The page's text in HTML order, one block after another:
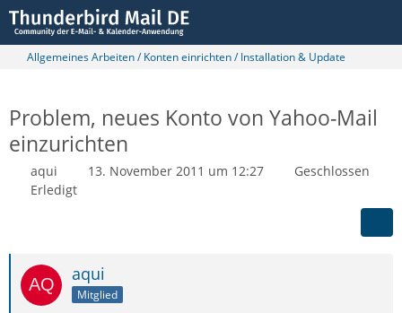
Allgemeines Arbeiten / Konten einrichten / Installation & Update
Problem, neues Konto von Yahoo-Mail
einzurichten
aqui 13. November 2011 um 12:27
Geschlossen
Erledigt
aqui
Mitglied